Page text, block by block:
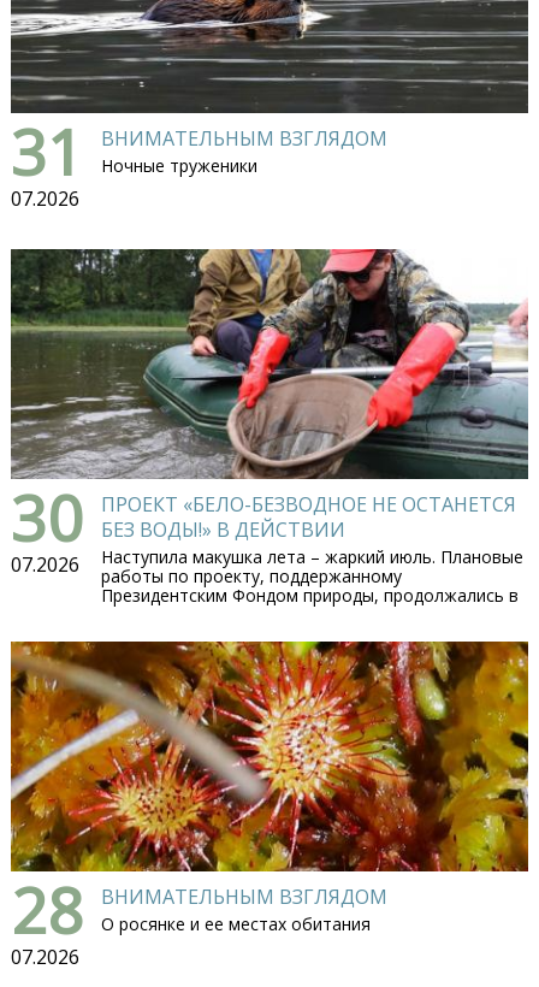
31
07.2026
ВНИМАТЕЛЬНЫМ ВЗГЛЯДОМ
Ночные труженики
30
07.2026
ПРОЕКТ «БЕЛО-БЕЗВОДНОЕ НЕ ОСТАНЕТСЯ
БЕЗ ВОДЫ!» В ДЕЙСТВИИ
Наступила макушка лета – жаркий июль. Плановые
работы по проекту, поддержанному
Президентским Фондом природы, продолжались в
28
07.2026
ВНИМАТЕЛЬНЫМ ВЗГЛЯДОМ
О росянке и ее местах обитания